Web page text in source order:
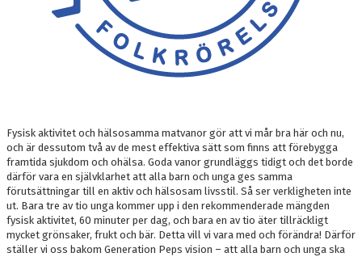
Fysisk aktivitet och hälsosamma matvanor gör att vi mår bra här och nu,
och är dessutom två av de mest effektiva sätt som finns att förebygga
framtida sjukdom och ohälsa. Goda vanor grundläggs tidigt och det borde
därför vara en självklarhet att alla barn och unga ges samma
förutsättningar till en aktiv och hälsosam livsstil. Så ser verkligheten inte
ut. Bara tre av tio unga kommer upp i den rekommenderade mängden
fysisk aktivitet, 60 minuter per dag, och bara en av tio äter tillräckligt
mycket grönsaker, frukt och bär. Detta vill vi vara med och förändra! Därför
ställer vi oss bakom Generation Peps vision – att alla barn och unga ska